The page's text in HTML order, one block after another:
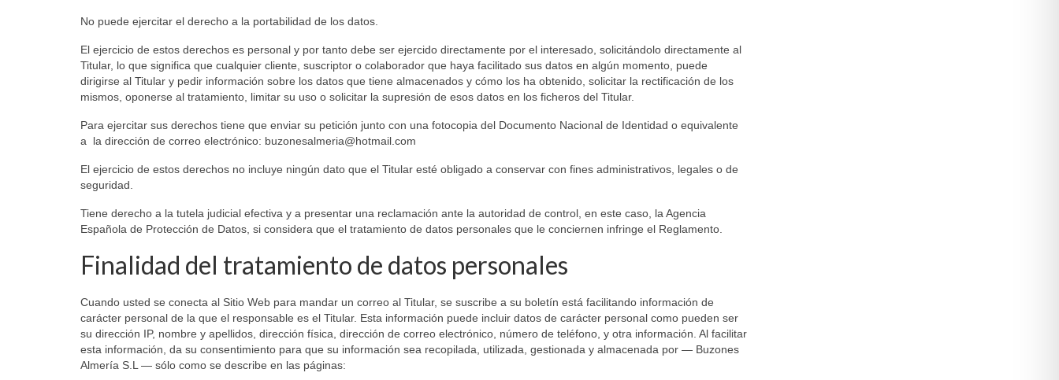
No puede ejercitar el derecho a la portabilidad de los datos.
El ejercicio de estos derechos es personal y por tanto debe ser ejercido directamente por el interesado, solicitándolo directamente al
Titular, lo que significa que cualquier cliente, suscriptor o colaborador que haya facilitado sus datos en algún momento, puede
dirigirse al Titular y pedir información sobre los datos que tiene almacenados y cómo los ha obtenido, solicitar la rectificación de los
mismos, oponerse al tratamiento, limitar su uso o solicitar la supresión de esos datos en los ficheros del Titular.
Para ejercitar sus derechos tiene que enviar su petición junto con una fotocopia del Documento Nacional de Identidad o equivalente
a la dirección de correo electrónico: buzonesalmeria@hotmail.com
El ejercicio de estos derechos no incluye ningún dato que el Titular esté obligado a conservar con fines administrativos, legales o de
seguridad.
Tiene derecho a la tutela judicial efectiva y a presentar una reclamación ante la autoridad de control, en este caso, la Agencia
Española de Protección de Datos, si considera que el tratamiento de datos personales que le conciernen infringe el Reglamento.
Finalidad del tratamiento de datos personales
Cuando usted se conecta al Sitio Web para mandar un correo al Titular, se suscribe a su boletín está facilitando información de
carácter personal de la que el responsable es el Titular. Esta información puede incluir datos de carácter personal como pueden ser
su dirección IP, nombre y apellidos, dirección física, dirección de correo electrónico, número de teléfono, y otra información. Al facilitar
esta información, da su consentimiento para que su información sea recopilada, utilizada, gestionada y almacenada por — Buzones
Almería S.L — sólo como se describe en las páginas: